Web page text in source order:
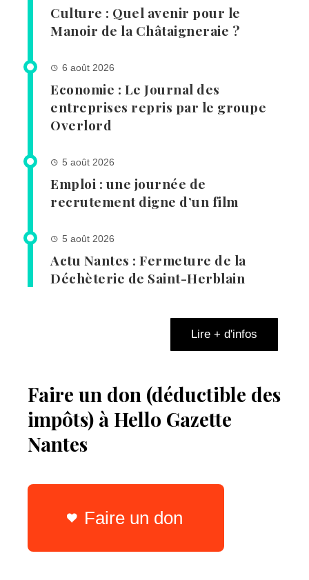
Culture : Quel avenir pour le
Manoir de la Châtaigneraie ?
6 août 2026
Economie : Le Journal des
entreprises repris par le groupe
Overlord
5 août 2026
Emploi : une journée de
recrutement digne d’un film
5 août 2026
Actu Nantes : Fermeture de la
Déchèterie de Saint-Herblain
Lire + d'infos
Faire un don (déductible des
impôts) à Hello Gazette
Nantes
Faire un don